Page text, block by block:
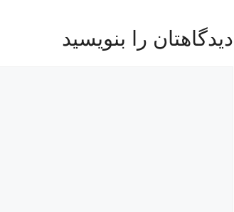
دیدگاهتان را بنویسید